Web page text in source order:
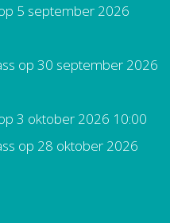
5 september 2026
op 30 september 2026
3 oktober 2026 10:00
op 28 oktober 2026